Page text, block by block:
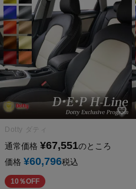
Dotty ダティ
通常価格 ¥67,551のところ
価格 ¥60,796税込
10％OFF